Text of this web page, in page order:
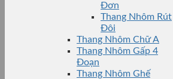
Đơn
Thang Nhôm Rút
Đôi
Thang Nhôm Chữ A
Thang Nhôm Gấp 4
Đoạn
Thang Nhôm Ghế